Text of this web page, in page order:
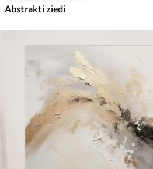
Abstrakti ziedi